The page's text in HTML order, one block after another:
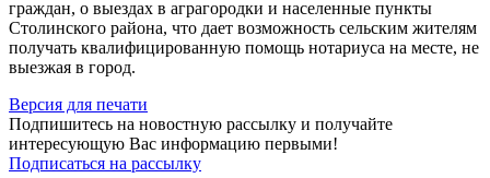
граждан, о выездах в аграгородки и населенные пункты
Столинского района, что дает возможность сельским жителям
получать квалифицированную помощь нотариуса на месте, не
выезжая в город.
Версия для печати
Подпишитесь на новостную рассылку и получайте
интересующую Вас информацию первыми!
Подписаться на рассылку